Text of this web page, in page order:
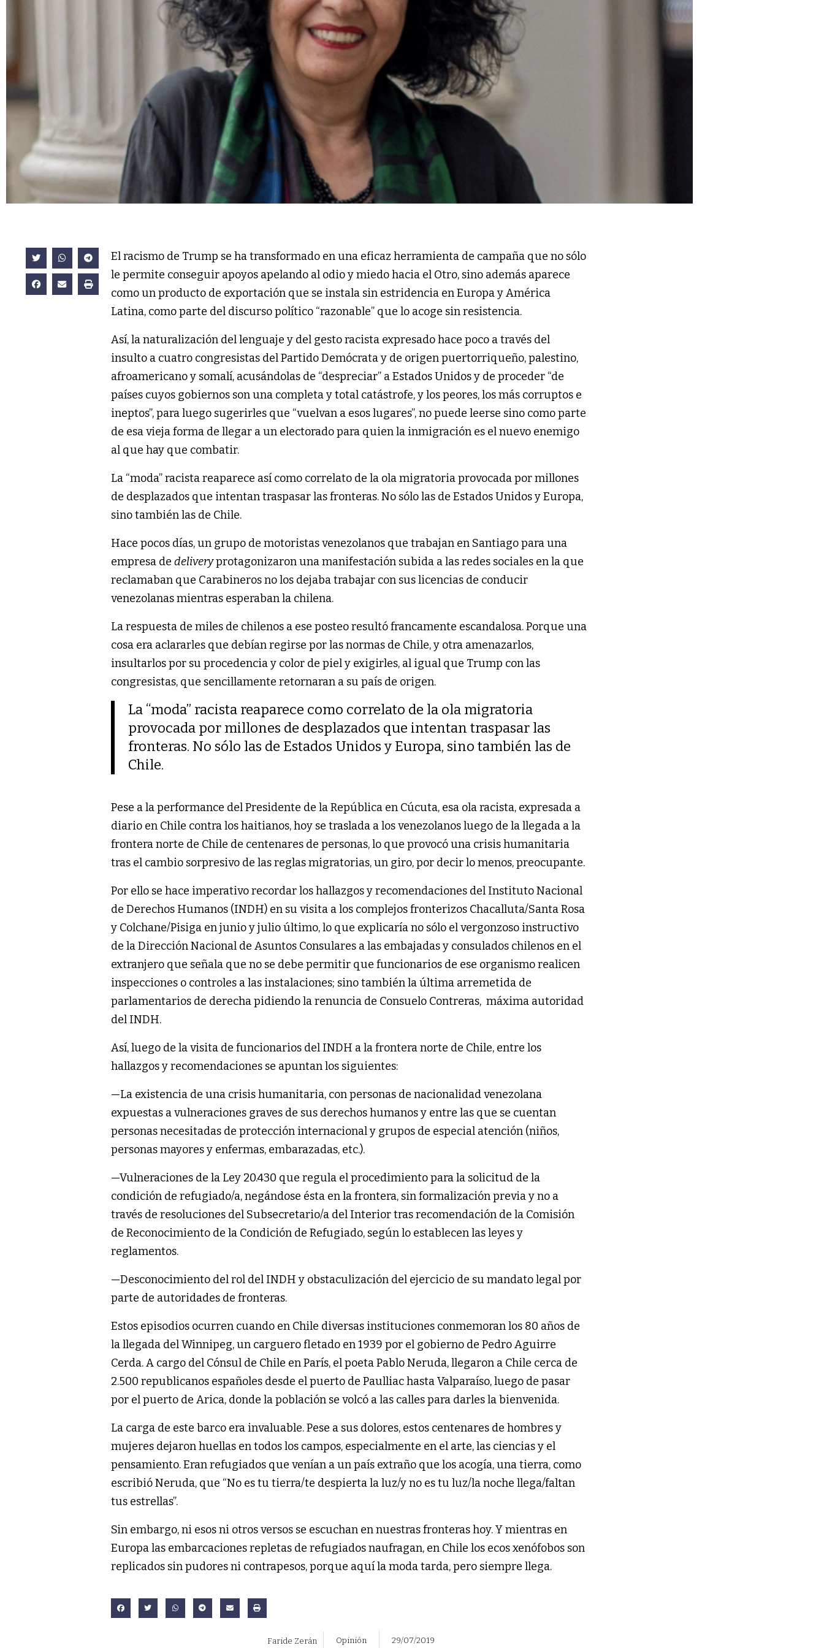
El racismo de Trump se ha transformado en una eficaz herramienta de campaña que no sólo
le permite conseguir apoyos apelando al odio y miedo hacia el Otro, sino además aparece
como un producto de exportación que se instala sin estridencia en Europa y América
Latina, como parte del discurso político “razonable” que lo acoge sin resistencia.
Así, la naturalización del lenguaje y del gesto racista expresado hace poco a través del
insulto a cuatro congresistas del Partido Demócrata y de origen puertorriqueño, palestino,
afroamericano y somalí, acusándolas de “despreciar” a Estados Unidos y de proceder “de
países cuyos gobiernos son una completa y total catástrofe, y los peores, los más corruptos e
ineptos”, para luego sugerirles que “vuelvan a esos lugares”, no puede leerse sino como parte
de esa vieja forma de llegar a un electorado para quien la inmigración es el nuevo enemigo
al que hay que combatir.
La “moda” racista reaparece así como correlato de la ola migratoria provocada por millones
de desplazados que intentan traspasar las fronteras. No sólo las de Estados Unidos y Europa,
sino también las de Chile.
Hace pocos días, un grupo de motoristas venezolanos que trabajan en Santiago para una
empresa de deliveryprotagonizaron una manifestación subida a las redes sociales en la que
reclamaban que Carabineros no los dejaba trabajar con sus licencias de conducir
venezolanas mientras esperaban la chilena.
La respuesta de miles de chilenos a ese posteo resultó francamente escandalosa. Porque una
cosa era aclararles que debían regirse por las normas de Chile, y otra amenazarlos,
insultarlos por su procedencia y color de piel y exigirles, al igual que Trump con las
congresistas, que sencillamente retornaran a su país de origen.
La “moda” racista reaparece como correlato de la ola migratoria
provocada por millones de desplazados que intentan traspasar las
fronteras. No sólo las de Estados Unidos y Europa, sino también las de
Chile.
Pese a la performance del Presidente de la República en Cúcuta, esa ola racista, expresada a
diario en Chile contra los haitianos, hoy se traslada a los venezolanos luego de la llegada a la
frontera norte de Chile de centenares de personas, lo que provocó una crisis humanitaria
tras el cambio sorpresivo de las reglas migratorias, un giro, por decir lo menos, preocupante.
Por ello se hace imperativo recordar los hallazgos y recomendaciones del Instituto Nacional
de Derechos Humanos (INDH) en su visita a los complejos fronterizos Chacalluta/Santa Rosa
y Colchane/Pisiga en junio y julio último, lo que explicaría no sólo el vergonzoso instructivo
de la Dirección Nacional de Asuntos Consulares a las embajadas y consulados chilenos en el
extranjero que señala que no se debe permitir que funcionarios de ese organismo realicen
inspecciones o controles a las instalaciones; sino también la última arremetida de
parlamentarios de derecha pidiendo la renuncia de Consuelo Contreras, máxima autoridad
del INDH.
Así, luego de la visita de funcionarios del INDH a la frontera norte de Chile, entre los
hallazgos y recomendaciones se apuntan los siguientes:
—La existencia de una crisis humanitaria, con personas de nacionalidad venezolana
expuestas a vulneraciones graves de sus derechos humanos y entre las que se cuentan
personas necesitadas de protección internacional y grupos de especial atención (niños,
personas mayores y enfermas, embarazadas, etc.).
—Vulneraciones de la Ley 20.430 que regula el procedimiento para la solicitud de la
condición de refugiado/a, negándose ésta en la frontera, sin formalización previa y no a
través de resoluciones del Subsecretario/a del Interior tras recomendación de la Comisión
de Reconocimiento de la Condición de Refugiado, según lo establecen las leyes y
reglamentos.
—Desconocimiento del rol del INDH y obstaculización del ejercicio de su mandato legal por
parte de autoridades de fronteras.
Estos episodios ocurren cuando en Chile diversas instituciones conmemoran los 80 años de
la llegada del Winnipeg, un carguero fletado en 1939 por el gobierno de Pedro Aguirre
Cerda. A cargo del Cónsul de Chile en París, el poeta Pablo Neruda, llegaron a Chile cerca de
2.500 republicanos españoles desde el puerto de Paulliac hasta Valparaíso, luego de pasar
por el puerto de Arica, donde la población se volcó a las calles para darles la bienvenida.
La carga de este barco era invaluable. Pese a sus dolores, estos centenares de hombres y
mujeres dejaron huellas en todos los campos, especialmente en el arte, las ciencias y el
pensamiento. Eran refugiados que venían a un país extraño que los acogía, una tierra, como
escribió Neruda, que “No es tu tierra/te despierta la luz/y no es tu luz/la noche llega/faltan
tus estrellas”.
Sin embargo, ni esos ni otros versos se escuchan en nuestras fronteras hoy. Y mientras en
Europa las embarcaciones repletas de refugiados naufragan, en Chile los ecos xenófobos son
replicados sin pudores ni contrapesos, porque aquí la moda tarda, pero siempre llega.
Faride Zerán Opinión 29/07/2019